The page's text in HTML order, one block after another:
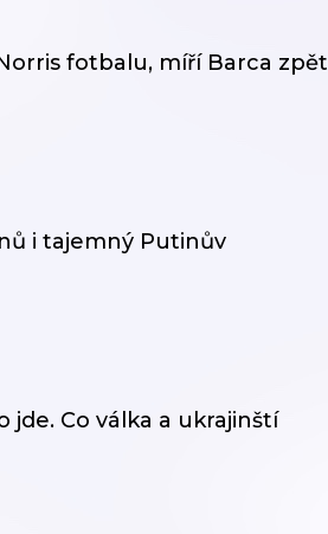
fotbalu, míří Barca zpět
i tajemný Putinův
jde. Co válka a ukrajinští